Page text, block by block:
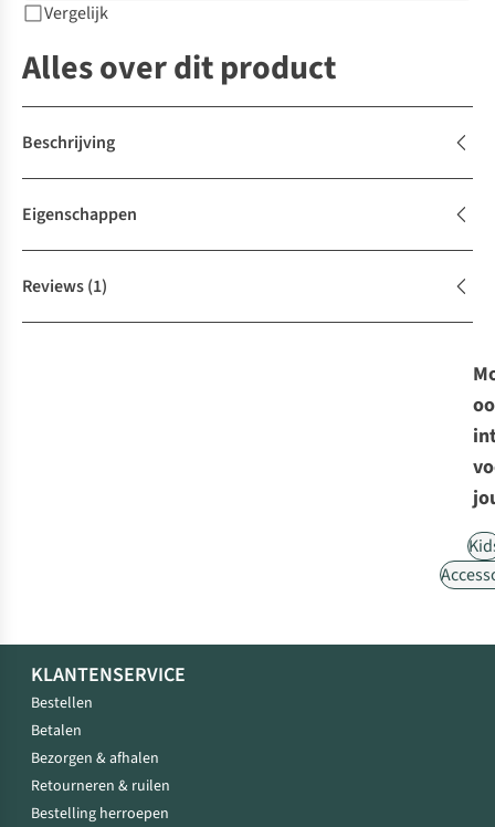
Vergelijk
Alles over dit product
Beschrijving
Eigenschappen
Reviews(1)
KLANTENSERVICE
Bestellen
Betalen
Bezorgen & afhalen
Retourneren & ruilen
Bestelling herroepen